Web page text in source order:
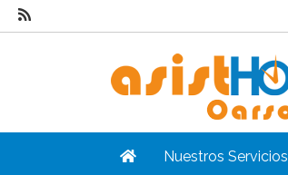
Nuestros Servicios